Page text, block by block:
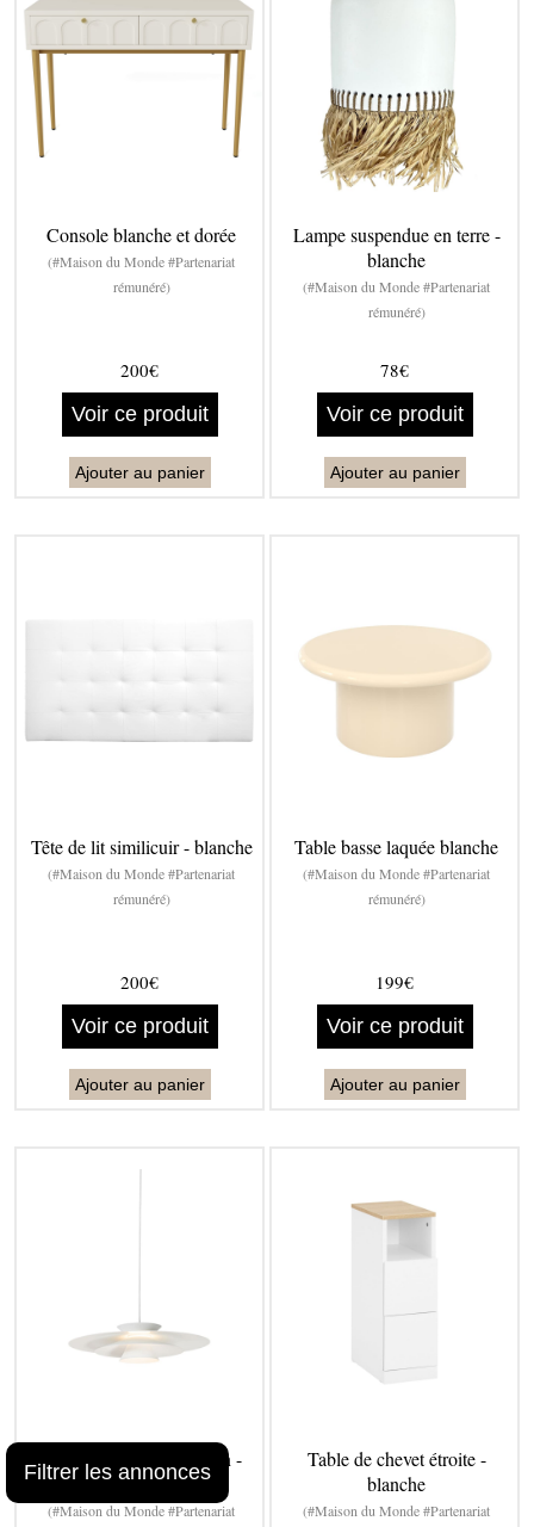
Console blanche et dorée
(#Maison du Monde #Partenariat
rémunéré)
200€
Voir ce produit
Ajouter au panier
Lampe suspendue en terre -
blanche
(#Maison du Monde #Partenariat
rémunéré)
78€
Voir ce produit
Ajouter au panier
Tête de lit similicuir - blanche
(#Maison du Monde #Partenariat
rémunéré)
200€
Voir ce produit
Ajouter au panier
Table basse laquée blanche
(#Maison du Monde #Partenariat
rémunéré)
199€
Voir ce produit
Ajouter au panier
Lampe suspendue design -
blanche
(#Maison du Monde #Partenariat
Table de chevet étroite -
blanche
(#Maison du Monde #Partenariat
Filtrer les annonces